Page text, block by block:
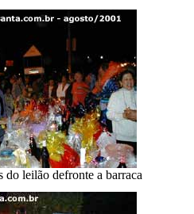
do leilão defronte a barraca